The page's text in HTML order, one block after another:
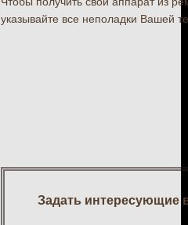
указывайте все неполадки Вашей
Задать интересующие